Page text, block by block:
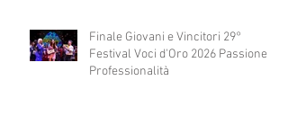
Finale Giovani e Vincitori 29°
Festival Voci d'Oro 2026 Passione e
Professionalità